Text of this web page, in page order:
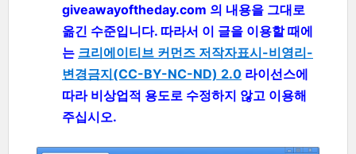
giveawayoftheday.com 의 내용을 그대로
옮긴 수준입니다. 따라서 이 글을 이용할 때에
는 크리에이티브 커먼즈 저작자표시-비영리-
변경금지(CC-BY-NC-ND) 2.0 라이선스에
따라 비상업적 용도로 수정하지 않고 이용해
주십시오.